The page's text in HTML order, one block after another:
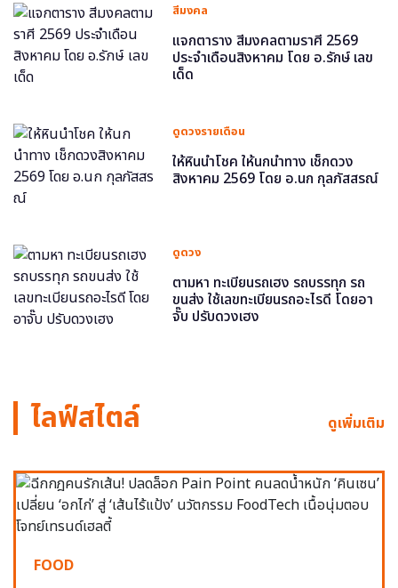
สีมงคล
แจกตาราง สีมงคลตามราศี 2569
ประจำเดือนสิงหาคม โดย อ.รักษ์ เลข
เด็ด
ดูดวงรายเดือน
ให้หินนำโชค ให้นกนำทาง เช็กดวง
สิงหาคม 2569 โดย อ.นก กุลภัสสรณ์
ดูดวง
ตามหา ทะเบียนรถเฮง รถบรรทุก รถ
ขนส่ง ใช้เลขทะเบียนรถอะไรดี โดยอา
จั๊บ ปรับดวงเฮง
ไลฟ์สไตล์ ดูเพิ่มเติม
FOOD